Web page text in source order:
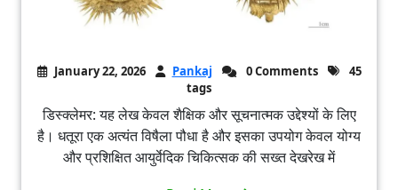
January 22, 2026 Pankaj 0 Comments
45
tags
डिस्क्लेमर: यह लेख केवल शैक्षिक और सूचनात्मक उद्देश्यों के लिए
है। धतूरा एक अत्यंत विषैला पौधा है और इसका उपयोग केवल योग्य
और प्रशिक्षित आयुर्वेदिक चिकित्सक की सख्त देखरेख में